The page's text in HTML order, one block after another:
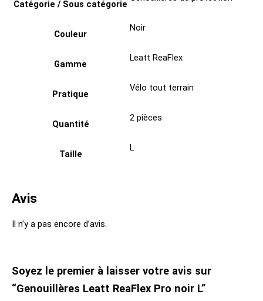
Catégorie / Sous catégorie
Couleur
Noir
Gamme
Leatt ReaFlex
Pratique
Vélo tout terrain
Quantité
2 pièces
Taille
L
Avis
Il n’y a pas encore d’avis.
Soyez le premier à laisser votre avis sur
“Genouillères Leatt ReaFlex Pro noir L”